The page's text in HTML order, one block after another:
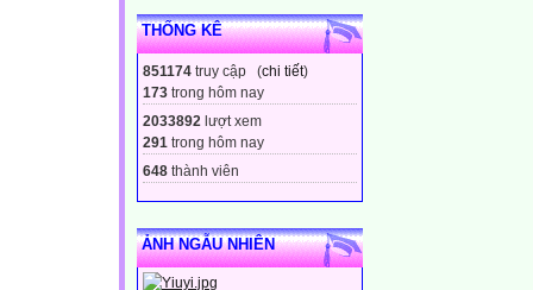
THỐNG KÊ
851174 truy cập (chi tiết)
173 trong hôm nay
2033892 lượt xem
291 trong hôm nay
648 thành viên
ẢNH NGẪU NHIÊN